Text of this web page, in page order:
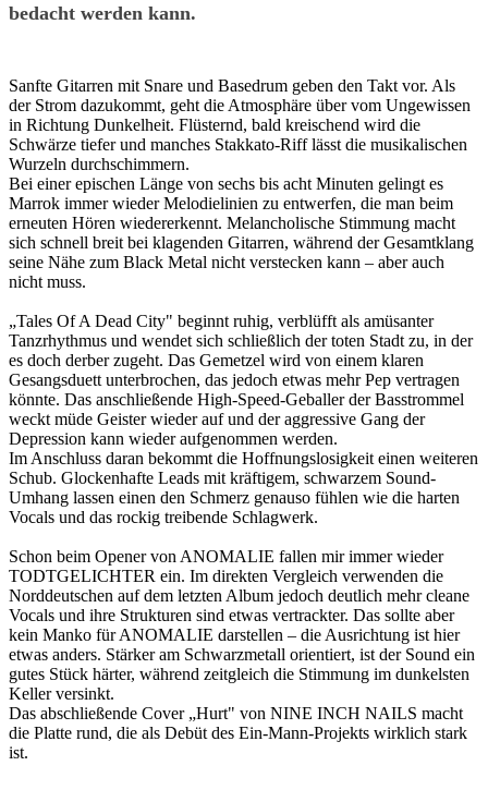
bedacht werden kann.
Sanfte Gitarren mit Snare und Basedrum geben den Takt vor. Als
der Strom dazukommt, geht die Atmosphäre über vom Ungewissen
in Richtung Dunkelheit. Flüsternd, bald kreischend wird die
Schwärze tiefer und manches Stakkato-Riff lässt die musikalischen
Wurzeln durchschimmern.
Bei einer epischen Länge von sechs bis acht Minuten gelingt es
Marrok immer wieder Melodielinien zu entwerfen, die man beim
erneuten Hören wiedererkennt. Melancholische Stimmung macht
sich schnell breit bei klagenden Gitarren, während der Gesamtklang
seine Nähe zum Black Metal nicht verstecken kann – aber auch
nicht muss.
„Tales Of A Dead City" beginnt ruhig, verblüfft als amüsanter
Tanzrhythmus und wendet sich schließlich der toten Stadt zu, in der
es doch derber zugeht. Das Gemetzel wird von einem klaren
Gesangsduett unterbrochen, das jedoch etwas mehr Pep vertragen
könnte. Das anschließende High-Speed-Geballer der Basstrommel
weckt müde Geister wieder auf und der aggressive Gang der
Depression kann wieder aufgenommen werden.
Im Anschluss daran bekommt die Hoffnungslosigkeit einen weiteren
Schub. Glockenhafte Leads mit kräftigem, schwarzem Sound-
Umhang lassen einen den Schmerz genauso fühlen wie die harten
Vocals und das rockig treibende Schlagwerk.
Schon beim Opener von ANOMALIE fallen mir immer wieder
TODTGELICHTER ein. Im direkten Vergleich verwenden die
Norddeutschen auf dem letzten Album jedoch deutlich mehr cleane
Vocals und ihre Strukturen sind etwas vertrackter. Das sollte aber
kein Manko für ANOMALIE darstellen – die Ausrichtung ist hier
etwas anders. Stärker am Schwarzmetall orientiert, ist der Sound ein
gutes Stück härter, während zeitgleich die Stimmung im dunkelsten
Keller versinkt.
Das abschließende Cover „Hurt" von NINE INCH NAILS macht
die Platte rund, die als Debüt des Ein-Mann-Projekts wirklich stark
ist.